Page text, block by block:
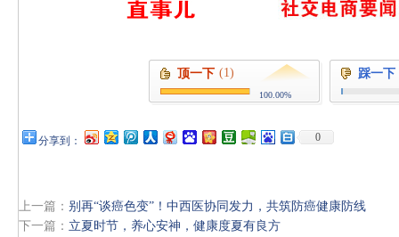
顶一下 (1)
100.00%
踩一下
分享到： 0
上一篇： 别再“谈癌色变”！中西医协同发力，共筑防癌健康防线
下一篇： 立夏时节，养心安神，健康度夏有良方